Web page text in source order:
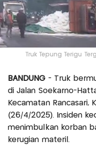
Truk Tepung Terigu
BANDUNG - Truk
di Jalan Soekarno-
Kecamatan Rancasari,
(26/4/2025). Insiden
menimbulkan korban
kerugian materil.